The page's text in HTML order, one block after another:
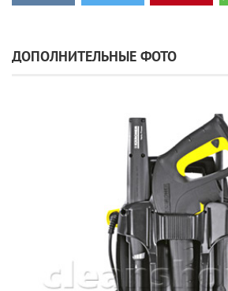
ДОПОЛНИТЕЛЬНЫЕ ФОТО